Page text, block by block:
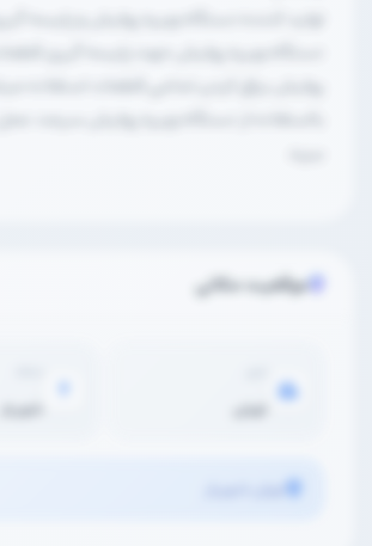
تولید کننده دستگاه ویبره پولیش و پلیسه
دستگاه ویبره پولیش جهت پلیسه گیری
پولیش براق کردن تمامی قطعات استفاده
بااستفاده از دستگاه ویبره پولیش سرعت عمل
موقعیت مکانی
تهران شهریار